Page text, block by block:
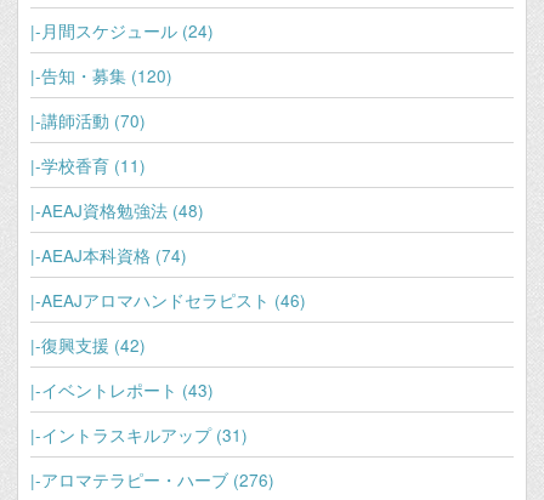
|‐月間スケジュール (24)
|‐告知・募集 (120)
|‐講師活動 (70)
|-学校香育 (11)
|‐AEAJ資格勉強法 (48)
|‐AEAJ本科資格 (74)
|-AEAJアロマハンドセラピスト (46)
|-復興支援 (42)
|‐イベントレポート (43)
|‐イントラスキルアップ (31)
|‐アロマテラピー・ハーブ (276)